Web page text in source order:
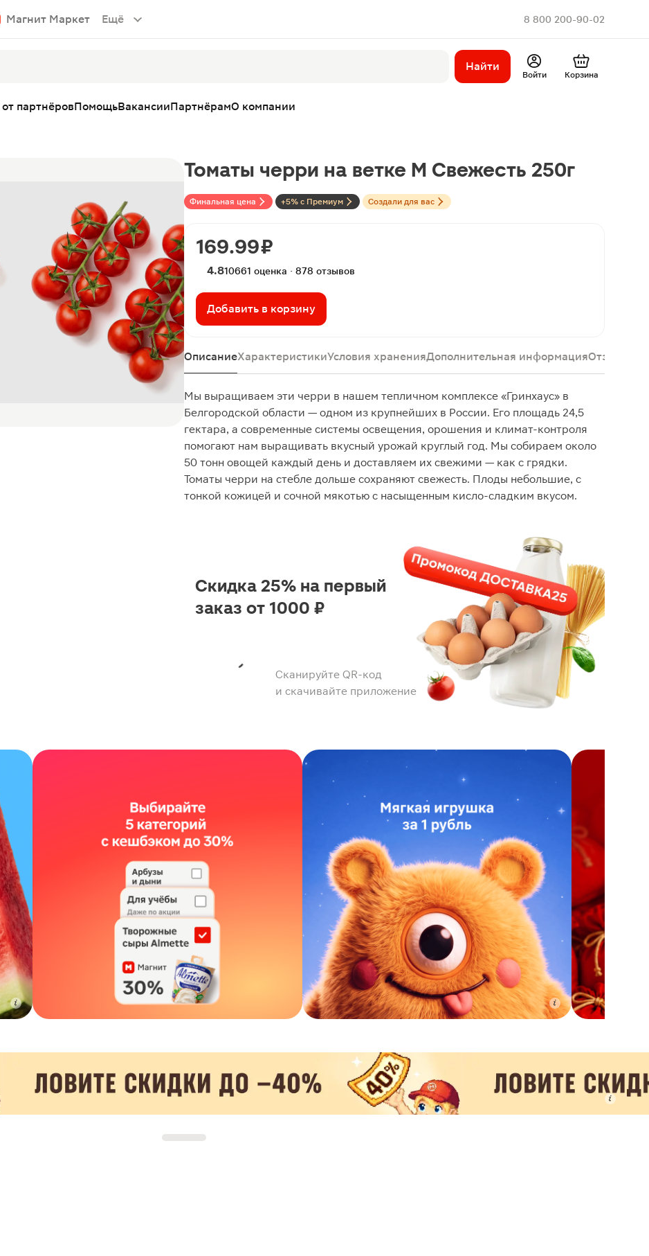
Магнит Маркет Ещё 8 800 200-90-02
Найти
Войти Корзина
партнёровПомощьВакансииПартнёрамО компании
Финальная цена +5% с Премиум Создали для вас
Томаты черри на ветке M Свежесть 250г
169.99 ₽
4.810661 оценка · 878 отзывов
Добавить в корзину
ОписаниеХарактеристикиУсловия храненияДополнительная информацияОтзывы
Мы выращиваем эти черри в нашем тепличном комплексе «Гринхаус» в
Белгородской области — одном из крупнейших в России. Его площадь 24,5
гектара, а современные системы освещения, орошения и климат-контроля
помогают нам выращивать вкусный урожай круглый год. Мы собираем около
50 тонн овощей каждый день и доставляем их свежими — как с грядки.
Томаты черри на стебле дольше сохраняют свежесть. Плоды небольшие, с
тонкой кожицей и сочной мякотью с насыщенным кисло-сладким вкусом.
Сканируйте QR-код
и скачивайте приложение
Скидка 25% на первый
заказ от 1000 ₽